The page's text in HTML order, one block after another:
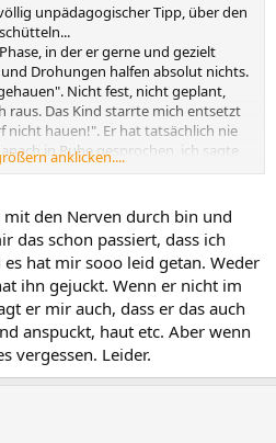
unpädagogischer Tipp, über den
in der er gerne und gezielt
Drohungen halfen absolut nichts.
Nicht fest, nicht geplant,
raus. Das Kind starrte mich entsetzt
nicht hauen!". Er hat tatsächlich nie
in Ruhe gesprochen, ich sagte
dass mir das sehr leid tut, aber
und tat ein bisschen weh und
dass er nicht möchte, dass mir das
anklicken....
den Nerven durch bin und
das schon passiert, dass ich
hat mir sooo leid getan. Weder
ihn gejuckt. Wenn er nicht im
er mir auch, dass er das auch
anspuckt, haut etc. Aber wenn
vergessen. Leider.